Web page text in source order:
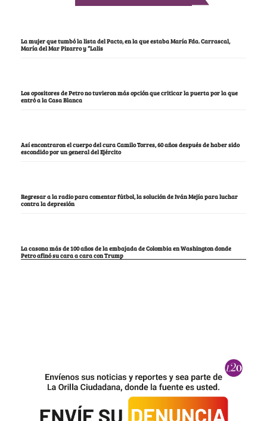
La mujer que tumbó la lista del Pacto, en la que estaba María Fda. Carrascal,
María del Mar Pizarro y “Lalis
Los opositores de Petro no tuvieron más opción que criticar la puerta por la que
entró a la Casa Blanca
Así encontraron el cuerpo del cura Camilo Torres, 60 años después de haber sido
escondido por un general del Ejército
Regresar a la radio para comentar fútbol, la solución de Iván Mejía para luchar
contra la depresión
La casona más de 100 años de la embajada de Colombia en Washington donde
Petro afinó su cara a cara con Trump